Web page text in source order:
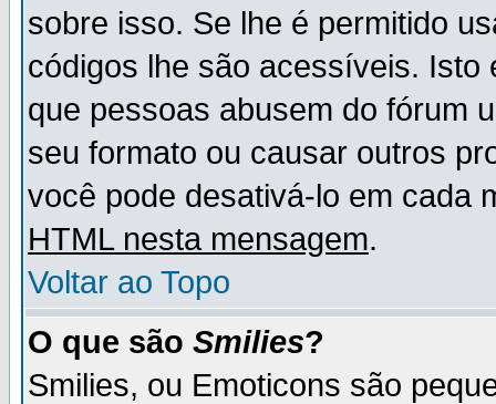
sobre isso. Se lhe é permitido
códigos lhe são acessíveis.
que pessoas abusem do fórum
seu formato ou causar outros
você pode desativá-lo em cada
HTML nesta mensagem.
Voltar ao Topo
O que são Smilies?
Smilies, ou Emoticons são